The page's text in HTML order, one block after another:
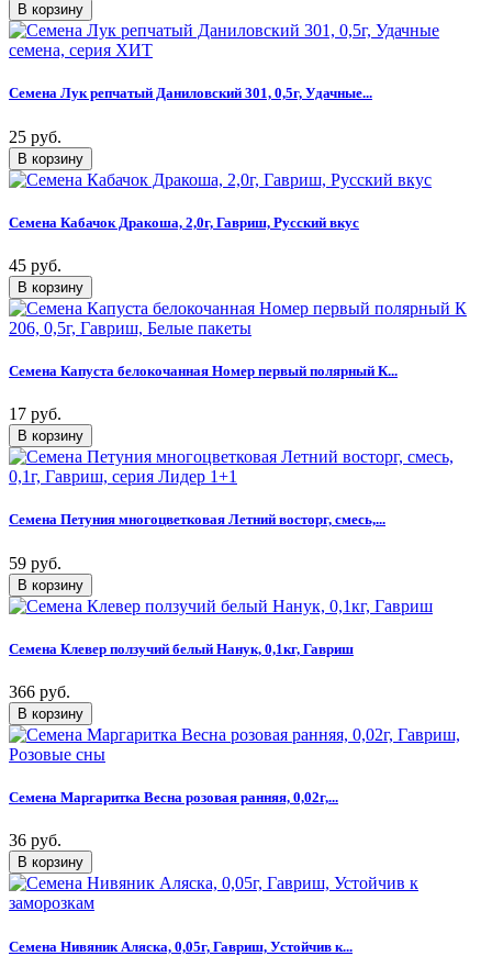
Семена Лук репчатый Даниловский 301, 0,5г, Удачные...
25 руб.
Семена Кабачок Дракоша, 2,0г, Гавриш, Русский вкус
45 руб.
Семена Капуста белокочанная Номер первый полярный К...
17 руб.
Семена Петуния многоцветковая Летний восторг, смесь,...
59 руб.
Семена Клевер ползучий белый Нанук, 0,1кг, Гавриш
366 руб.
Семена Маргаритка Весна розовая ранняя, 0,02г,...
36 руб.
Семена Нивяник Аляска, 0,05г, Гавриш, Устойчив к...